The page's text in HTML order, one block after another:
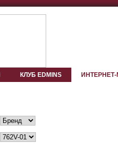
КЛУБ EDMINS